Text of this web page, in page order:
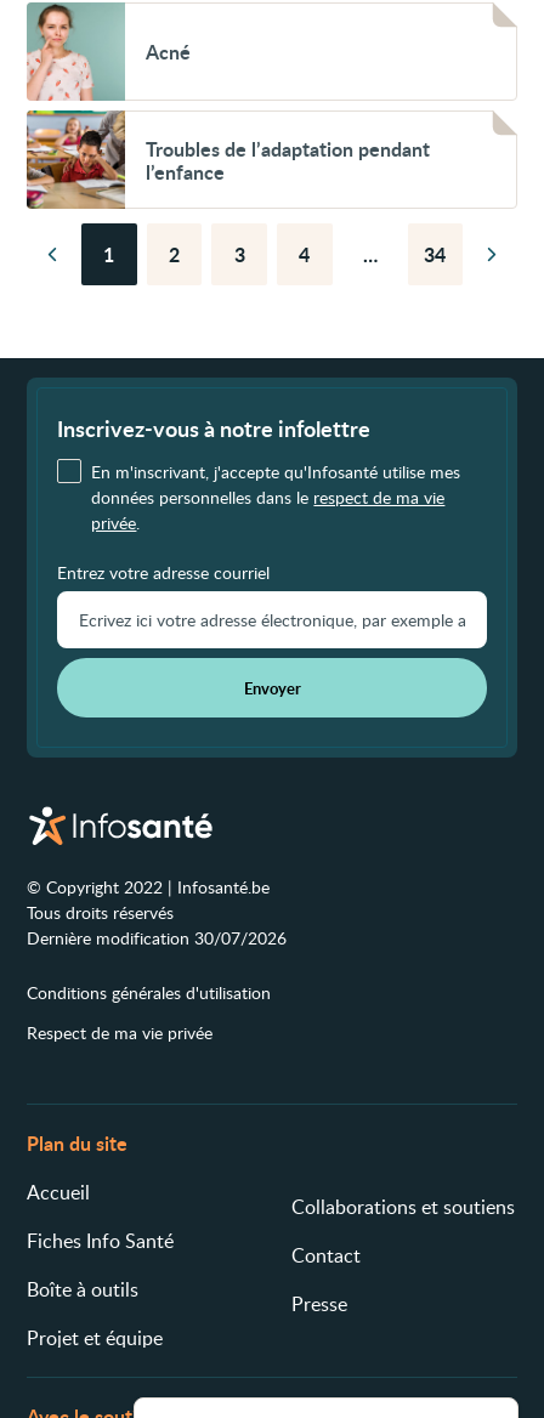
Voir
Acné
Acné
Voir
Troubles
de
l’adaptation
pendant
Troubles de l’adaptation pendant
l’enfance
Page
précédente
Page
1 Page
2 Page
3 Page
4 … Page
34 Page
Inscrivez-vous à notre infolettre
En m'inscrivant, j'accepte qu'Infosanté utilise mes
données personnelles dans le respect de ma vie
privée.
Entrez votre adresse courriel
Envoyer
© Copyright 2022 | Infosanté.be
Tous droits réservés
Dernière modification 30/07/2026
Conditions générales d'utilisation
Respect de ma vie privée
Plan du site
Accueil
Fiches Info Santé
Boîte à outils
Projet et équipe
Collaborations et soutiens
Contact
Presse